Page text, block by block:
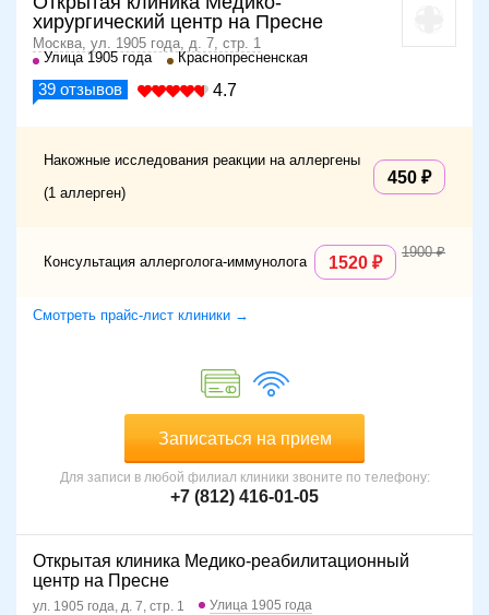
Симптоматика заболевания усиливается при
непосредственном контакте с аллергеном. Для точного
определения веществ, вызывающих аллергическую
реакцию у ребенка или взрослого, обращаются в
соответствующая диагностика и терапия. Получить
подробную информацию по этому вопросу и записаться
на прием в режиме онлайн можно на интернет-портале
медцентрах города, где работают врачи-аллергологи, что
очень облегчает выбор.
хирургический центр на Пресне
Москва, ул. 1905 года, д. 7, стр. 1
Улица 1905 года
Краснопресненская
39 отзывов 4.7
Накожные исследования реакции на аллергены
(1 аллерген)
450
Консультация аллерголога-иммунолога 1520
1900
Смотреть прайс-лист клиники →
Записаться на прием
Для записи в любой филиал клиники звоните по телефону:
+7 (812) 416-01-05
Открытая клиника Медико-реабилитационный
центр на Пресне
ул. 1905 года, д. 7, стр. 1
Улица 1905 года